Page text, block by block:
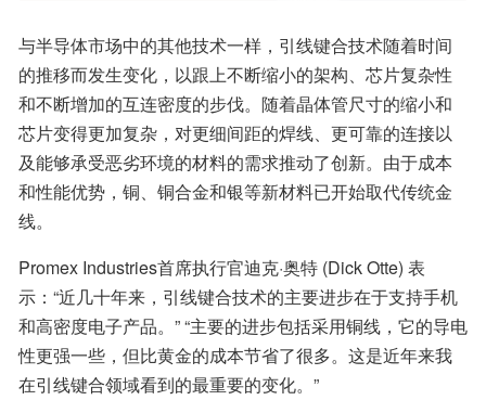
与半导体市场中的其他技术一样，引线键合技术随着时间
的推移而发生变化，以跟上不断缩小的架构、芯片复杂性
和不断增加的互连密度的步伐。随着晶体管尺寸的缩小和
芯片变得更加复杂，对更细间距的焊线、更可靠的连接以
及能够承受恶劣环境的材料的需求推动了创新。由于成本
和性能优势，铜、铜合金和银等新材料已开始取代传统金
线。
Promex Industries首席执行官迪克·奥特 (Dick Otte) 表
示：“近几十年来，引线键合技术的主要进步在于支持手机
和高密度电子产品。” “主要的进步包括采用铜线，它的导电
性更强一些，但比黄金的成本节省了很多。这是近年来我
在引线键合领域看到的最重要的变化。”